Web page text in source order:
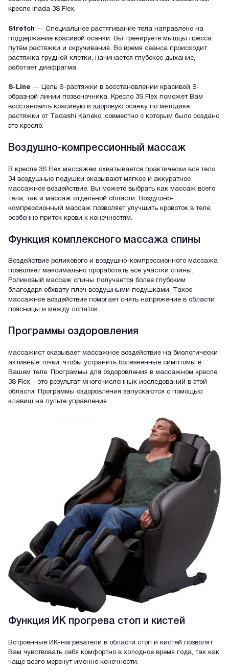
кресле Inada 3S Flex.
Stretch ― Специальное растягивание тела направлено на
поддержание красивой осанки. Вы тренируете мышцы пресса
путём растяжки и скручивания. Во время сеанса происходит
растяжка грудной клетки, начинается глубокое дыхание,
работает диафрагма.
S-Line ― Цель S-растяжки в восстановлении красивой S-
образной линии позвоночника. Кресло 3S Flex поможет Вам
восстановить красивую и здоровую осанку по методике
растяжки от Tadashi Kaneko, совместно с которым было создано
это кресло.
Воздушно-компрессионный массаж
В кресле 3S Flex массажем охватывается практически все тело.
34 воздушные подушки оказывают мягкое и аккуратное
массажное воздействие. Вы можете выбрать как массаж всего
тела, так и массаж отдельной области. Воздушно-
компрессионный массаж позволяет улучшить кровоток в теле,
особенно приток крови к конечностям.
Функция комплексного массажа спины
Воздействие роликового и воздушно-компрессионного массажа
позволяет максимально проработать все участки спины.
Роликовый массаж спины получается более глубоким
благодаря обхвату плеч воздушными подушками. Такое
массажное воздействие помогает снять напряжение в области
поясницы и между лопаток.
Программы оздоровления
массажист оказывает массажное воздействие на биологически
активные точки, чтобы устранить болезненные симптомы в
Вашем теле. Программы для оздоровления в массажном кресле
3S Flex – это результат многочисленных исследований в этой
области. Программы оздоровления запускаются с помощью
клавиш на пульте управления.
Функция ИК прогрева стоп и кистей
Встроенные ИК-нагреватели в области стоп и кистей позволят
Вам чувствовать себя комфортно в холодное время года, так как
чаще всего мерзнут именно конечности.